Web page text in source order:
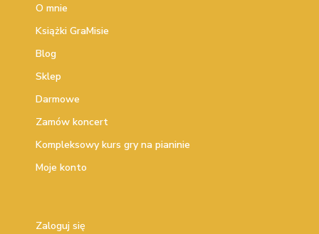
O mnie
Książki GraMisie
Blog
Sklep
Darmowe
Zamów koncert
Kompleksowy kurs gry na pianinie
Moje konto
Zaloguj się